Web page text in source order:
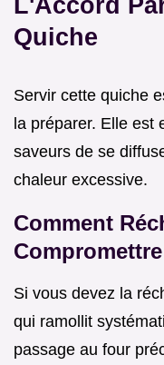
Quiche
Servir cette quiche
la préparer. Elle est
saveurs de se
chaleur excessive.
Comment
Si vous devez la
qui ramollit
passage au four